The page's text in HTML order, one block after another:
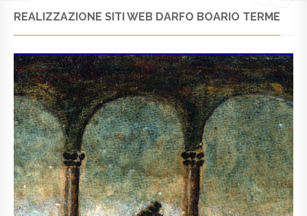
REALIZZAZIONE SITI WEB DARFO BOARIO TERME